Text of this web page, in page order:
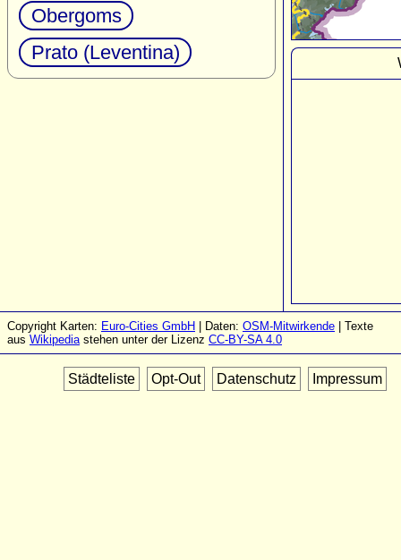
Obergoms
Prato (Leventina)
Copyright Karten: Euro-Cities GmbH | Daten: OSM-Mitwirkende | Texte
aus Wikipediastehen unter der Lizenz CC-BY-SA 4.0
Städteliste Opt-Out Datenschutz Impressum